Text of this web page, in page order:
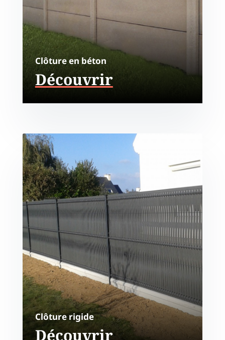
Clôture en béton
Découvrir
Clôture rigide
Découvrir